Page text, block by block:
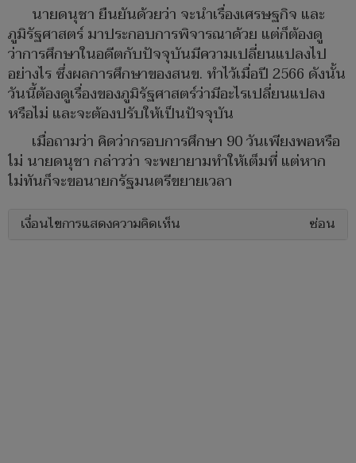
นายดนุชา ยืนยันด้วยว่า จะนำเรื่องเศรษฐกิจ และ
ภูมิรัฐศาสตร์ มาประกอบการพิจารณาด้วย แต่ก็ต้องดู
ว่าการศึกษาในอดีตกับปัจจุบันมีความเปลี่ยนแปลงไป
อย่างไร ซึ่งผลการศึกษาของสนข. ทำไว้เมื่อปี 2566 ดังนั้น
วันนี้ต้องดูเรื่องของภูมิรัฐศาสตร์ว่ามีอะไรเปลี่ยนแปลง
หรือไม่ และจะต้องปรับให้เป็นปัจจุบัน
เมื่อถามว่า คิดว่ากรอบการศึกษา 90 วันเพียงพอหรือ
ไม่ นายดนุชา กล่าวว่า จะพยายามทำให้เต็มที่ แต่หาก
ไม่ทันก็จะขอนายกรัฐมนตรีขยายเวลา
เงื่อนไขการแสดงความคิดเห็น ซ่อน